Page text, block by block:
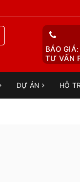
BÁO
TƯ VẤN
DỰ ÁN HỖ